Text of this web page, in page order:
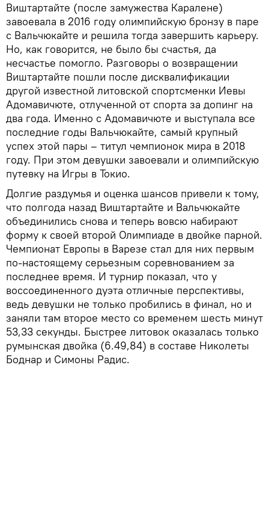
Виштартайте (после замужества Каралене)
завоевала в 2016 году олимпийскую бронзу в паре
с Вальчюкайте и решила тогда завершить карьеру.
Но, как говорится, не было бы счастья, да
несчастье помогло. Разговоры о возвращении
Виштартайте пошли после дисквалификации
другой известной литовской спортсменки Иевы
Адомавичюте, отлученной от спорта за допинг на
два года. Именно с Адомавичюте и выступала все
последние годы Вальчюкайте, самый крупный
успех этой пары – титул чемпионок мира в 2018
году. При этом девушки завоевали и олимпийскую
путевку на Игры в Токио.
Долгие раздумья и оценка шансов привели к тому,
что полгода назад Виштартайте и Вальчюкайте
объединились снова и теперь вовсю набирают
форму к своей второй Олимпиаде в двойке парной.
Чемпионат Европы в Варезе стал для них первым
по-настоящему серьезным соревнованием за
последнее время. И турнир показал, что у
воссоединенного дуэта отличные перспективы,
ведь девушки не только пробились в финал, но и
заняли там второе место со временем шесть минут
53,33 секунды. Быстрее литовок оказалась только
румынская двойка (6.49,84) в составе Николеты
Боднар и Симоны Радис.